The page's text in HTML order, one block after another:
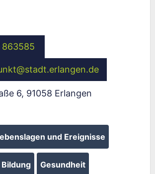
863585
@stadt.erlangen.de
6, 91058 Erlangen
und Ereignisse
Bildung Gesundheit